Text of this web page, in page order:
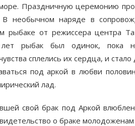
Праздничную церемонию
В необычном наряде в
рыбаке от режиссера центра
рыбак был одинок, пока
сплелись их сердца, и
под аркой в любви
лад.
свой брак под Аркой
о браке молодоженам